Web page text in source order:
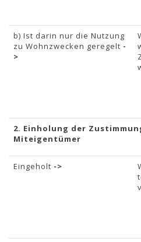
b) Ist darin nur die Nutzung
zu Wohnzwecken geregelt -
>
2. Einholung der
Miteigentümer
Eingeholt ->